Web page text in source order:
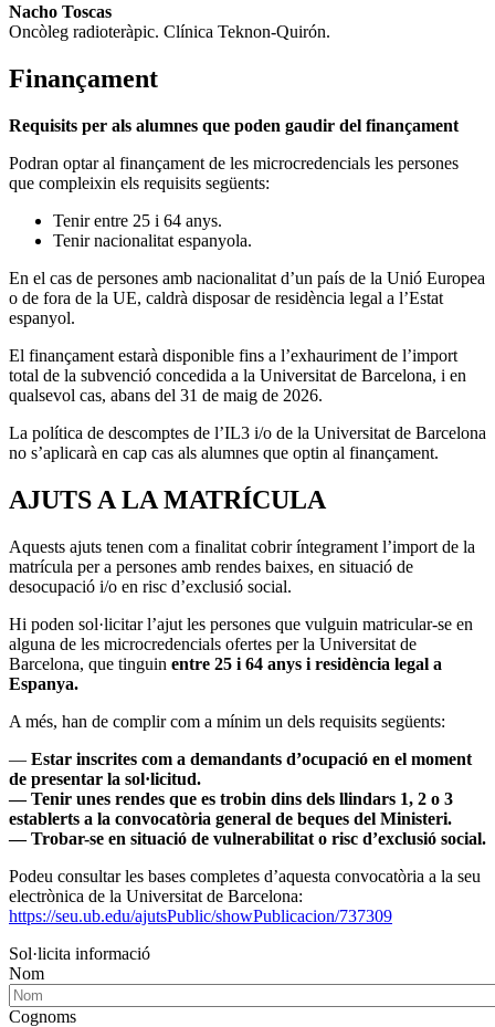
Nacho Toscas
Oncòleg radioteràpic. Clínica Teknon-Quirón.
Finançament
Requisits per als alumnes que poden gaudir del finançament
Podran optar al finançament de les microcredencials les persones
que compleixin els requisits següents:
Tenir entre 25 i 64 anys.
Tenir nacionalitat espanyola.
En el cas de persones amb nacionalitat d’un país de la Unió Europea
o de fora de la UE, caldrà disposar de residència legal a l’Estat
espanyol.
El finançament estarà disponible fins a l’exhauriment de l’import
total de la subvenció concedida a la Universitat de Barcelona, i en
qualsevol cas, abans del 31 de maig de 2026.
La política de descomptes de l’IL3 i/o de la Universitat de Barcelona
no s’aplicarà en cap cas als alumnes que optin al finançament.
AJUTS A LA MATRÍCULA
Aquests ajuts tenen com a finalitat cobrir íntegrament l’import de la
matrícula per a persones amb rendes baixes, en situació de
desocupació i/o en risc d’exclusió social.
Hi poden sol·licitar l’ajut les persones que vulguin matricular-se en
alguna de les microcredencials ofertes per la Universitat de
Barcelona, que tinguin entre 25 i 64 anys i residència legal a
Espanya.
A més, han de complir com a mínim un dels requisits següents:
— Estar inscrites com a demandants d’ocupació en el moment
de presentar la sol·licitud.
— Tenir unes rendes que es trobin dins dels llindars 1, 2 o 3
establerts a la convocatòria general de beques del Ministeri.
— Trobar-se en situació de vulnerabilitat o risc d’exclusió social.
Podeu consultar les bases completes d’aquesta convocatòria a la seu
electrònica de la Universitat de Barcelona:
https://seu.ub.edu/ajutsPublic/showPublicacion/737309
Sol·licita informació
Nom
Cognoms